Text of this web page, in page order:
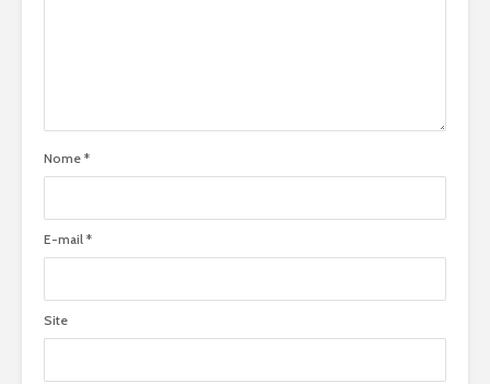
Nome *
E-mail *
Site